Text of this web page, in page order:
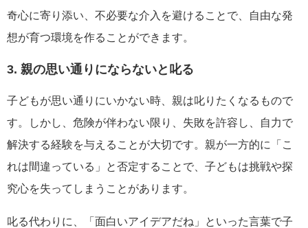
奇心に寄り添い、不必要な介入を避けることで、自由な発
想が育つ環境を作ることができます。
3. 親の思い通りにならないと叱る
子どもが思い通りにいかない時、親は叱りたくなるもので
す。しかし、危険が伴わない限り、失敗を許容し、自力で
解決する経験を与えることが大切です。親が一方的に「こ
れは間違っている」と否定することで、子どもは挑戦や探
究心を失ってしまうことがあります。
叱る代わりに、「面白いアイデアだね」といった言葉で子